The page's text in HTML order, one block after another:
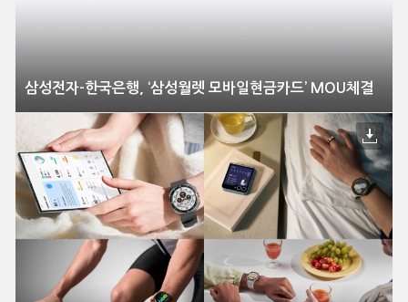
삼성전자-한국은행, ‘삼성월렛 모바일현금카드’ MOU체결